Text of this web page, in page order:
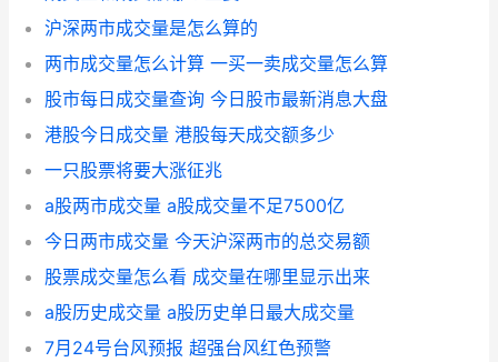
沪深两市成交量是怎么算的
两市成交量怎么计算 一买一卖成交量怎么算
股市每日成交量查询 今日股市最新消息大盘
港股今日成交量 港股每天成交额多少
一只股票将要大涨征兆
a股两市成交量 a股成交量不足7500亿
今日两市成交量 今天沪深两市的总交易额
股票成交量怎么看 成交量在哪里显示出来
a股历史成交量 a股历史单日最大成交量
7月24号台风预报 超强台风红色预警